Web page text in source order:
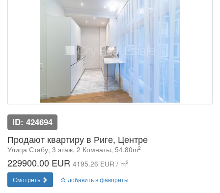
ID: 424694
Продают квартиру в Риге, Центре
Улица Стабу, 3 этаж, 2 Комнаты, 54.80m2
229900.00 EUR 4195.26 EUR / m2
Смотреть добавить в фавориты